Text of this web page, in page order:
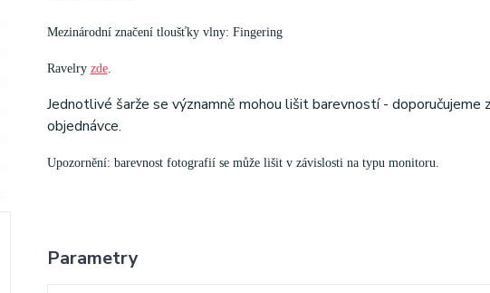
Mezinárodní značení tloušťky vlny: Fingering
Ravelry zde.
Jednotlivé šarže se významně mohou lišit barevností -
objednávce.
Upozornění: barevnost fotografií se může lišit v závislosti na typu monitoru.
Parametry